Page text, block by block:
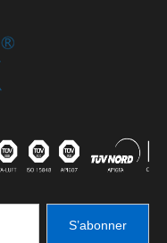
S’abonner